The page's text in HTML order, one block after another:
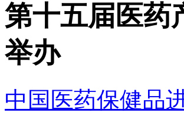
第十五届医药
举办
中国医药保健品